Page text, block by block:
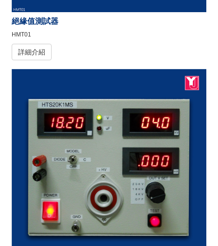
絕緣值測試器
HMT01
詳細介紹